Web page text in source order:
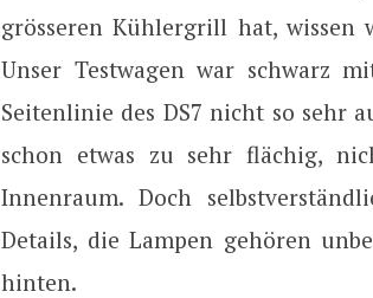
grösseren Kühlergrill hat, wissen
Unser Testwagen war schwarz
Seitenlinie des DS7 nicht so sehr
schon etwas zu sehr flächig,
Innenraum. Doch
Details, die Lampen gehören
hinten.